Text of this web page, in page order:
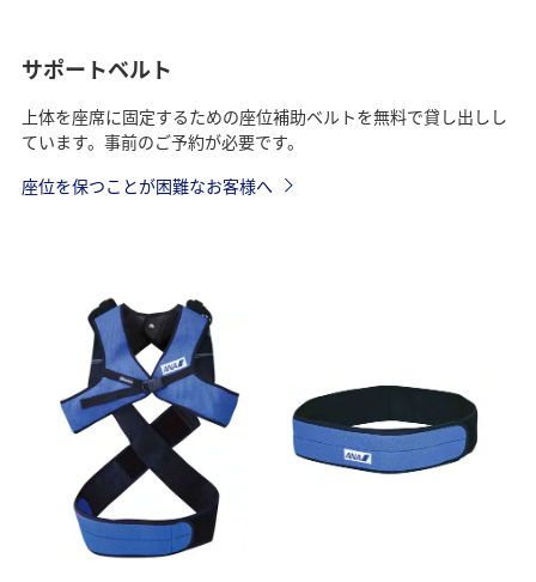
サポートベルト
上体を座席に固定するための座位補助ベルトを無料で貸し出しし
ています。事前のご予約が必要です。
座位を保つことが困難なお客様へ